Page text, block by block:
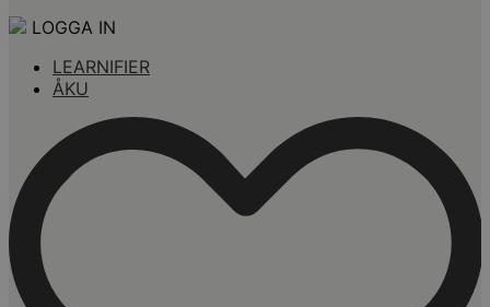
LOGGA IN
LEARNIFIER
ÅKU